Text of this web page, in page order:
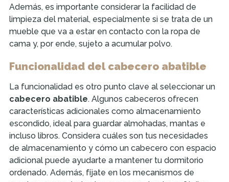
Además, es importante considerar la facilidad de
limpieza del material, especialmente si se trata de un
mueble que va a estar en contacto con la ropa de
cama y, por ende, sujeto a acumular polvo.
Funcionalidad del cabecero abatible
La funcionalidad es otro punto clave al seleccionar un
cabecero abatible. Algunos cabeceros ofrecen
características adicionales como almacenamiento
escondido, ideal para guardar almohadas, mantas e
incluso libros. Considera cuáles son tus necesidades
de almacenamiento y cómo un cabecero con espacio
adicional puede ayudarte a mantener tu dormitorio
ordenado. Además, fíjate en los mecanismos de